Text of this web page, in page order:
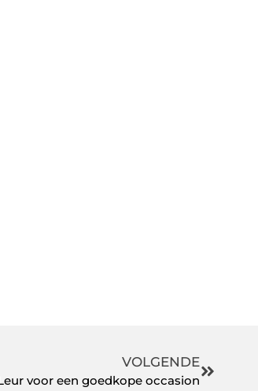
VOLGENDE
voor een goedkope occasion